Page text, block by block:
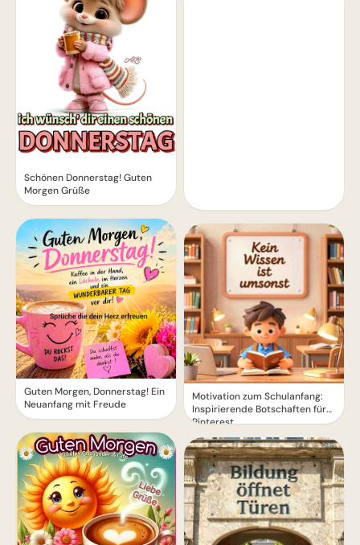
Schönen Donnerstag! Guten
Morgen Grüße
Guten Morgen, Donnerstag! Ein
Neuanfang mit Freude
Motivation zum Schulanfang:
Inspirierende Botschaften für
Pinterest